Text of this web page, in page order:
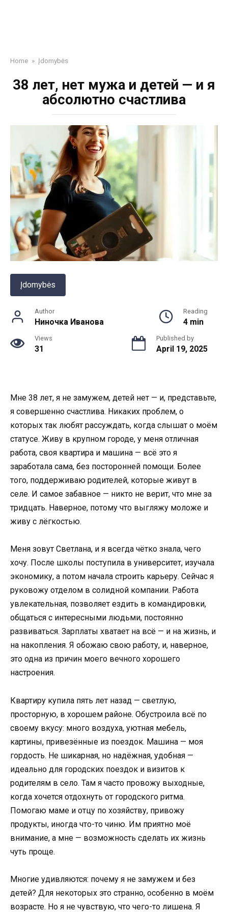
Home » Įdomybės
38 лет, нет мужа и детей — и я
абсолютно счастлива
Įdomybės
Author
Ниночка Иванова
Reading
4 min
Views
31
Published by
April 19, 2025
Мне 38 лет, я не замужем, детей нет — и, представьте,
я совершенно счастлива. Никаких проблем, о
которых так любят рассуждать, когда слышат о моём
статусе. Живу в крупном городе, у меня отличная
работа, своя квартира и машина — всё это я
заработала сама, без посторонней помощи. Более
того, поддерживаю родителей, которые живут в
селе. И самое забавное — никто не верит, что мне за
тридцать. Наверное, потому что выгляжу моложе и
живу с лёгкостью.
Меня зовут Светлана, и я всегда чётко знала, чего
хочу. После школы поступила в университет, изучала
экономику, а потом начала строить карьеру. Сейчас я
руковожу отделом в солидной компании. Работа
увлекательная, позволяет ездить в командировки,
общаться с интересными людьми, постоянно
развиваться. Зарплаты хватает на всё — и на жизнь, и
на накопления. Я обожаю свою работу, и, наверное,
это одна из причин моего вечного хорошего
настроения.
Квартиру купила пять лет назад — светлую,
просторную, в хорошем районе. Обустроила всё по
своему вкусу: много воздуха, уютная мебель,
картины, привезённые из поездок. Машина — моя
гордость. Не шикарная, но надёжная, удобная —
идеально для городских поездок и визитов к
родителям в село. Там я часто провожу выходные,
когда хочется отдохнуть от городского ритма.
Помогаю маме и отцу по хозяйству, привожу
продукты, иногда что-то чиню. Им приятно моё
внимание, а мне — возможность сделать их жизнь
чуть проще.
Многие удивляются: почему я не замужем и без
детей? Для некоторых это странно, особенно в моём
возрасте. Но я не чувствую, что чего-то лишена. Я